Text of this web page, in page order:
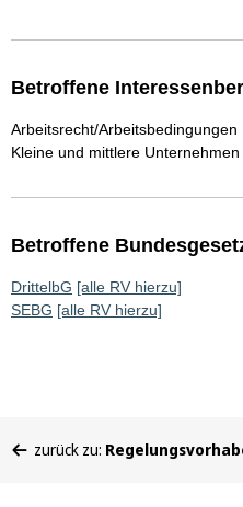
Betroffene
Arbeitsrecht/Arbeitsbedingungen
Kleine und mittlere Unternehmen
Betroffene
DrittelbG [alle RV hierzu]
SEBG [alle RV hierzu]
befinden
zurück zu: